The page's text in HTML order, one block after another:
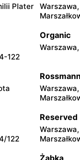
Biedronka
Biedronka
111b
Biedronka
16
Biedronka
11
Plater
Warszawa,
122
Organic
Rossmann
Warszawa,
122
Reserved
Warszawa,